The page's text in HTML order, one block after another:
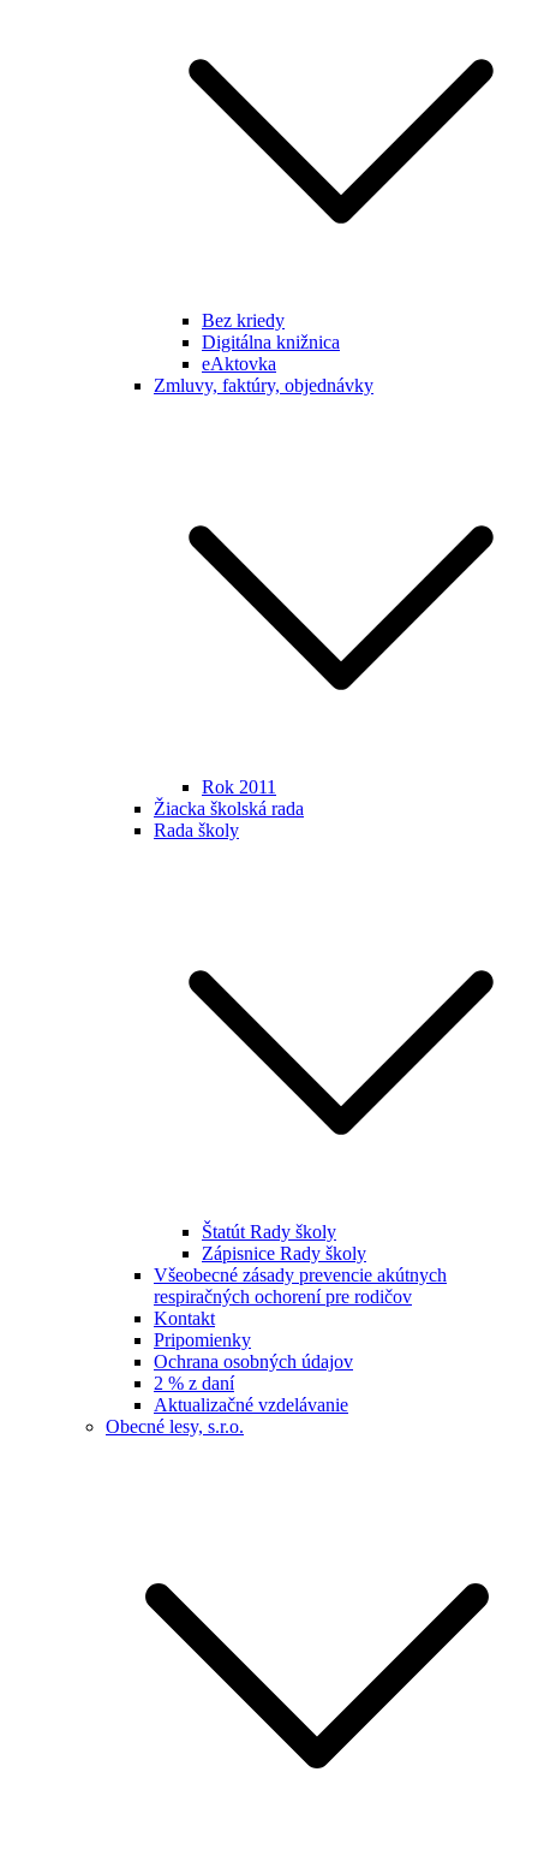
Bez kriedy
Digitálna knižnica
eAktovka
Zmluvy, faktúry, objednávky
Rok 2011
Žiacka školská rada
Rada školy
Štatút Rady školy
Zápisnice Rady školy
Všeobecné zásady prevencie akútnych
respiračných ochorení pre rodičov
Kontakt
Pripomienky
Ochrana osobných údajov
2 % z daní
Aktualizačné vzdelávanie
Obecné lesy, s.r.o.